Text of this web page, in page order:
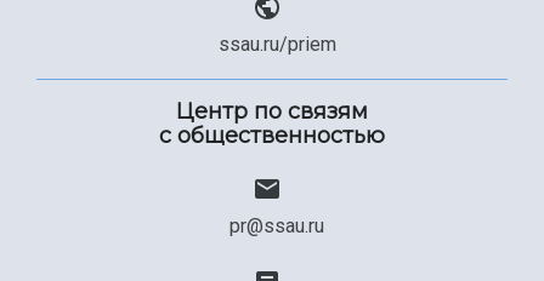
ssau.ru/priem
Центр по связям
с общественностью
pr@ssau.ru